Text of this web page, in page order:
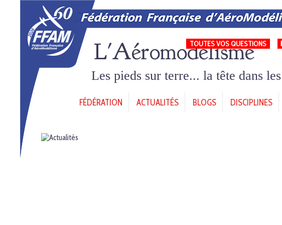
TOUTES VOS QUESTIONS
L'Aéromodélisme
Les pieds sur terre... la tête dans
FÉDÉRATION ACTUALITÉS BLOGS DISCIPLINES